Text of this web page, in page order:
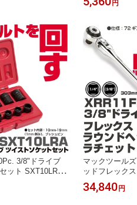
全 モーターシ
円
3/8"ドライブ
ット SXT10LRA
マックツール
ッドフレック
A MAC TOOLS
34,840 円